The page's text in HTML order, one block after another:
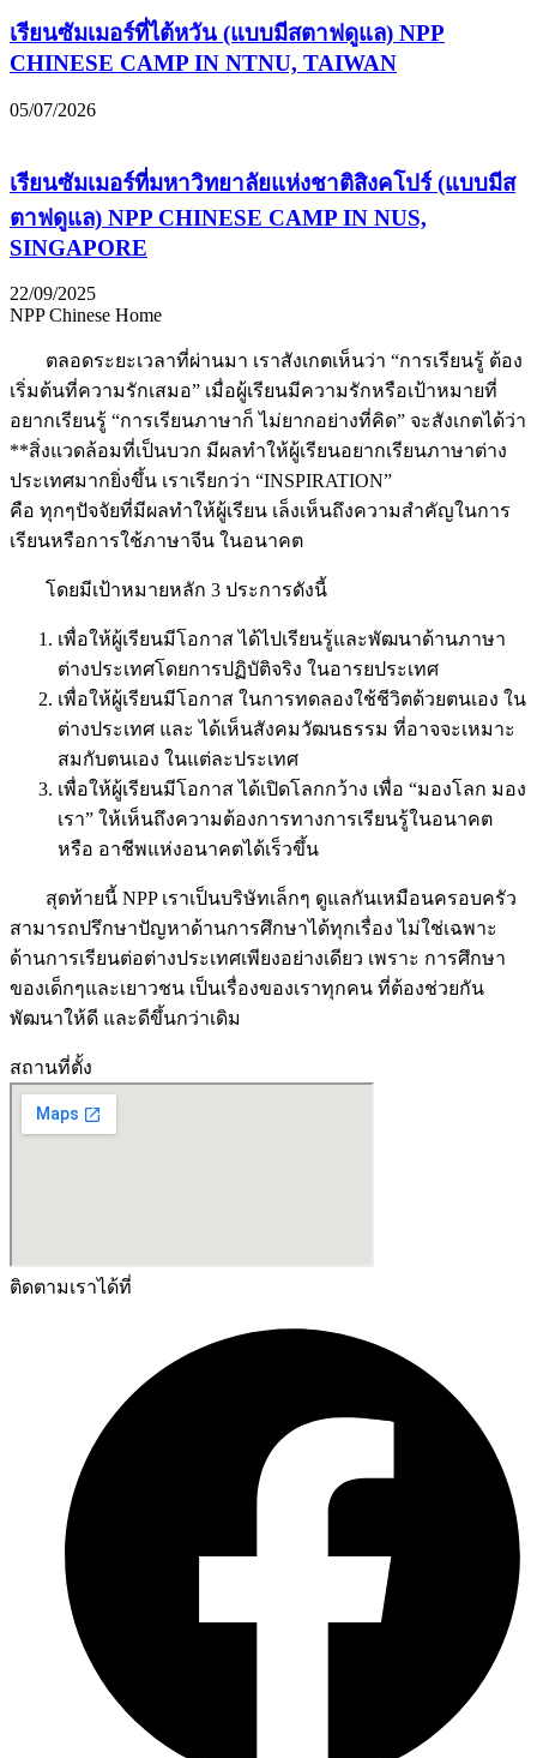
เรียนซัมเมอร์ที่ไต้หวัน (แบบมีสตาฟดูแล) NPP
CHINESE CAMP IN NTNU, TAIWAN
05/07/2026
เรียนซัมเมอร์ที่มหาวิทยาลัยแห่งชาติสิงคโปร์ (แบบมีส
ตาฟดูแล) NPP CHINESE CAMP IN NUS,
SINGAPORE
22/09/2025
NPP Chinese Home
ตลอดระยะเวลาที่ผ่านมา เราสังเกตเห็นว่า “การเรียนรู้ ต้อง
เริ่มต้นที่ความรักเสมอ” เมื่อผู้เรียนมีความรักหรือเป้าหมายที่
อยากเรียนรู้ “การเรียนภาษาก็ ไม่ยากอย่างที่คิด” จะสังเกตได้ว่า
**สิ่งแวดล้อมที่เป็นบวก มีผลทำให้ผู้เรียนอยากเรียนภาษาต่าง
ประเทศมากยิ่งขึ้น เราเรียกว่า “INSPIRATION”
คือ ทุกๆปัจจัยที่มีผลทำให้ผู้เรียน เล็งเห็นถึงความสำคัญในการ
เรียนหรือการใช้ภาษาจีน ในอนาคต
โดยมีเป้าหมายหลัก 3 ประการดังนี้
เพื่อให้ผู้เรียนมีโอกาส ได้ไปเรียนรู้และพัฒนาด้านภาษา
ต่างประเทศโดยการปฏิบัติจริง ในอารยประเทศ
เพื่อให้ผู้เรียนมีโอกาส ในการทดลองใช้ชีวิตด้วยตนเอง ใน
ต่างประเทศ และ ได้เห็นสังคมวัฒนธรรม ที่อาจจะเหมาะ
สมกับตนเอง ในแต่ละประเทศ
เพื่อให้ผู้เรียนมีโอกาส ได้เปิดโลกกว้าง เพื่อ “มองโลก มอง
เรา” ให้เห็นถึงความต้องการทางการเรียนรู้ในอนาคต
หรือ อาชีพแห่งอนาคตได้เร็วขึ้น
สุดท้ายนี้ NPP เราเป็นบริษัทเล็กๆ ดูแลกันเหมือนครอบครัว
สามารถปรึกษาปัญหาด้านการศึกษาได้ทุกเรื่อง ไม่ใช่เฉพาะ
ด้านการเรียนต่อต่างประเทศเพียงอย่างเดียว เพราะ การศึกษา
ของเด็กๆและเยาวชน เป็นเรื่องของเราทุกคน ที่ต้องช่วยกัน
พัฒนาให้ดี และดีขึ้นกว่าเดิม
สถานที่ตั้ง
ติดตามเราได้ที่